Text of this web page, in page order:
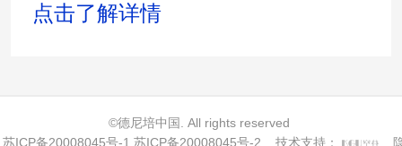
点击了解详情
©德尼培中国. All rights reserved
苏ICP备20008045号-1 苏ICP备20008045号-2
技术支持：